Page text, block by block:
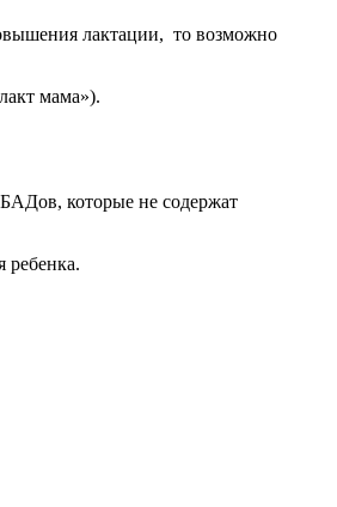
лактации, то возможно
мама»).
которые не содержат
ребенка.